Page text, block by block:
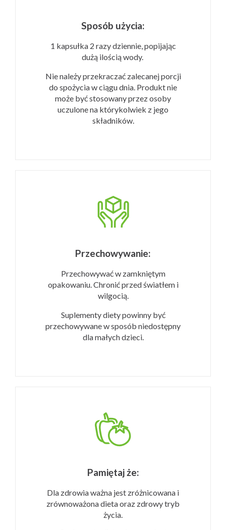
Sposób użycia:
1 kapsułka 2 razy dziennie, popijając
dużą ilością wody.
Nie należy przekraczać zalecanej porcji
do spożycia w ciągu dnia. Produkt nie
może być stosowany przez osoby
uczulone na którykolwiek z jego
składników.
Przechowywanie:
Przechowywać w zamkniętym
opakowaniu. Chronić przed światłem i
wilgocią.
Suplementy diety powinny być
przechowywane w sposób niedostępny
dla małych dzieci.
Pamiętaj że:
Dla zdrowia ważna jest zróżnicowana i
zrównoważona dieta oraz zdrowy tryb
życia.